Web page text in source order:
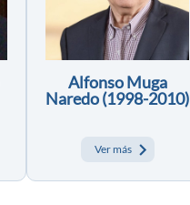
Alfonso Muga
Naredo (1998-2010)
Ver más